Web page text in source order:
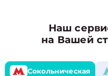
Наш
на Вашей
Сокольническая